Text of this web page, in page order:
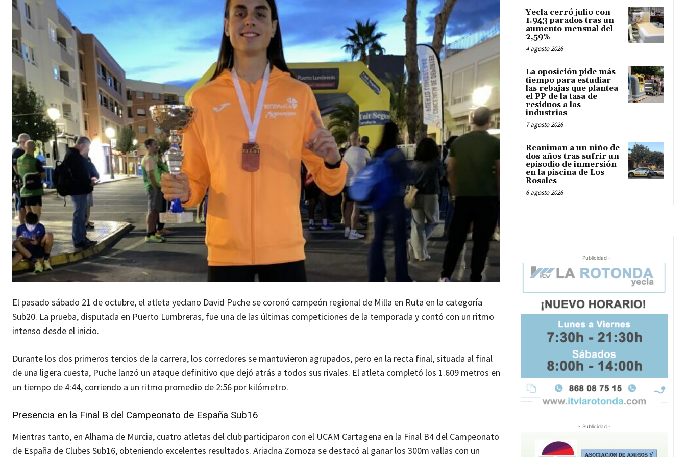
El pasado sábado 21 de octubre, el atleta yeclano David Puche se coronó campeón regional de Milla en Ruta en la categoría
Sub20. La prueba, disputada en Puerto Lumbreras, fue una de las últimas competiciones de la temporada y contó con un ritmo
intenso desde el inicio.
Durante los dos primeros tercios de la carrera, los corredores se mantuvieron agrupados, pero en la recta final, situada al final
de una ligera cuesta, Puche lanzó un ataque definitivo que dejó atrás a todos sus rivales. El atleta completó los 1.609 metros en
un tiempo de 4:44, corriendo a un ritmo promedio de 2:56 por kilómetro.
Presencia en la Final B del Campeonato de España Sub16
Mientras tanto, en Alhama de Murcia, cuatro atletas del club participaron con el UCAM Cartagena en la Final B4 del Campeonato
de España de Clubes Sub16, obteniendo excelentes resultados. Ariadna Zornoza se destacó al ganar los 300m vallas con un
Yecla cerró julio con
1.943 parados tras un
aumento mensual del
2,59%
4 agosto 2026
La oposición pide más
tiempo para estudiar
las rebajas que plantea
el PP de la tasa de
residuos a las
industrias
7 agosto 2026
Reaniman a un niño de
dos años tras sufrir un
episodio de inmersión
en la piscina de Los
Rosales
6 agosto 2026
- Publicidad -
- Publicidad -